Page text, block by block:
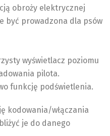
obroży elektrycznej
być prowadzona dla psów
wyświetlacz poziomu
pilota.
funkcję podświetlenia.
kodowania/włączania
je do danego